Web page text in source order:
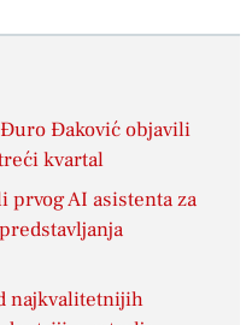
Đaković objavili
kvartal
AI asistenta za
najkvalitetnijih